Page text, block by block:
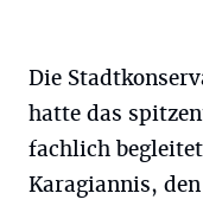
Die
hatte das
fachlich
Karagiannis,